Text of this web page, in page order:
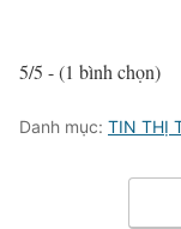
5/5 - (1 bình chọn)
Danh mục: TIN THỊ